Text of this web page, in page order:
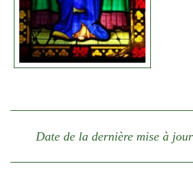
Date de la dernière mise à